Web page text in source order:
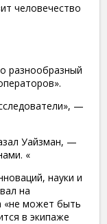
человечество
разнообразный
—
Уайзман, —
«
науки и
на
«не может быть
в экипаже